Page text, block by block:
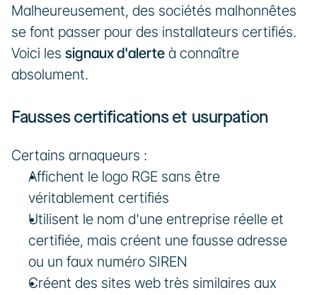
Malheureusement, des sociétés malhonnêtes
se font passer pour des installateurs certifiés.
Voici les signaux d'alerte à connaître
absolument.
Fausses certifications et usurpation
Certains arnaqueurs :
Affichent le logo RGE sans être
véritablement certifiés
Utilisent le nom d'une entreprise réelle et
certifiée, mais créent une fausse adresse
ou un faux numéro SIREN
Créent des sites web très similaires aux